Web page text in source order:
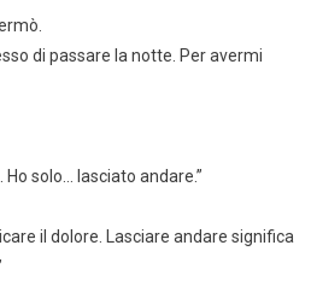
di passare la notte. Per avermi
solo… lasciato andare.”
il dolore. Lasciare andare significa